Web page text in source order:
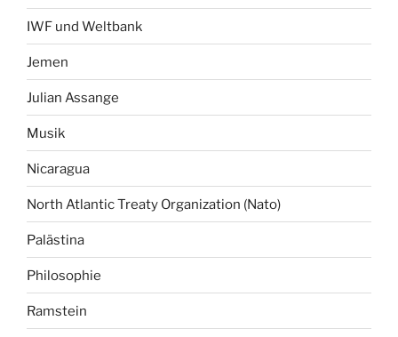
IWF und Weltbank
Jemen
Julian Assange
Musik
Nicaragua
North Atlantic Treaty Organization (Nato)
Palästina
Philosophie
Ramstein